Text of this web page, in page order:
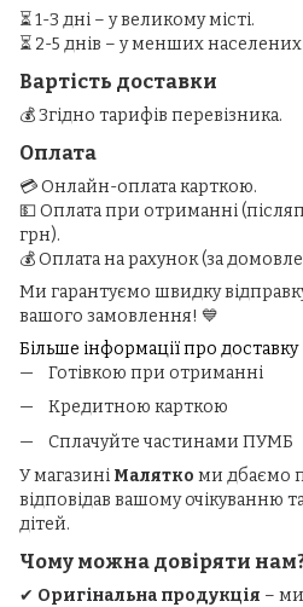
⏳ 1-3 дні – у великому місті.
⏳ 2-5 днів – у менших
Вартість доставки
💰 Згідно тарифів перевізника.
Оплата
💳 Онлайн-оплата карткою.
💵 Оплата при отриманні
грн).
💰 Оплата на рахунок (за
Ми гарантуємо швидку
вашого замовлення! 💙
Більше інформації про доставку
Готівкою при отриманні
Кредитною карткою
Сплачуйте частинами ПУМБ
У магазині Малятко ми дбаємо
відповідав вашому очікуванню
дітей.
Чому можна довіряти
✔ Оригінальна продукція –